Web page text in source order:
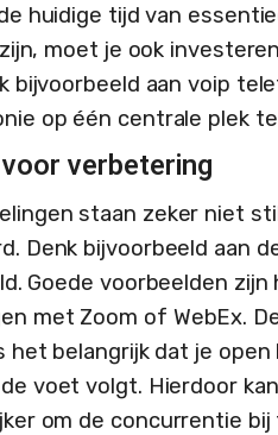
huidige tijd van
moet je ook
bijvoorbeeld aan voip
op één centrale plek
verbetering
staan zeker niet
Denk bijvoorbeeld aan
Goede voorbeelden
met Zoom of WebEx.
het belangrijk dat je
voet volgt. Hierdoor
om de concurrentie